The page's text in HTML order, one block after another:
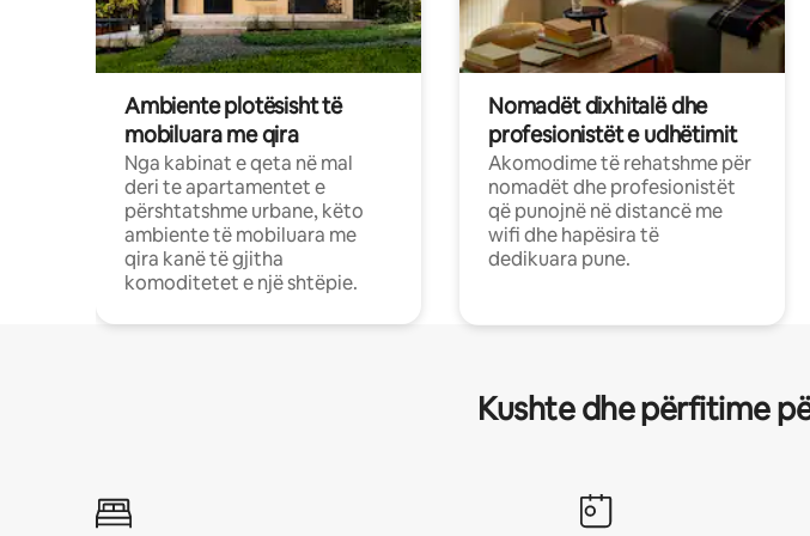
Ambiente plotësisht të
mobiluara me qira
Nga kabinat e qeta në mal
deri te apartamentet e
përshtatshme urbane, këto
ambiente të mobiluara me
qira kanë të gjitha
komoditetet e një shtëpie.
Nomadët dixhitalë dhe
profesionistët e udhëtimit
Akomodime të rehatshme për
nomadët dhe profesionistët
që punojnë në distancë me
wifi dhe hapësira të
dedikuara pune.
Kushte dhe përfitime